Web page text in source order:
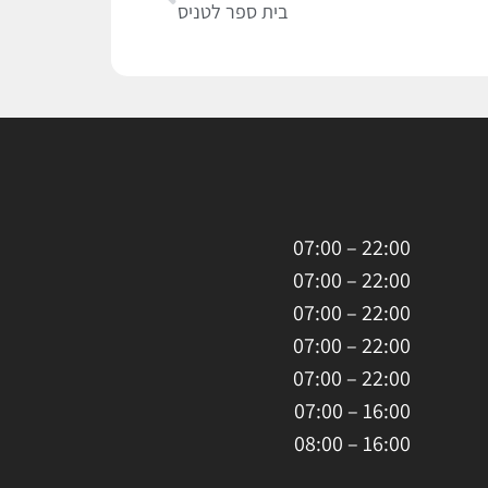
בית ספר לטניס
22:00 – 07:00
22:00 – 07:00
22:00 – 07:00
22:00 – 07:00
22:00 – 07:00
16:00 – 07:00
16:00 – 08:00